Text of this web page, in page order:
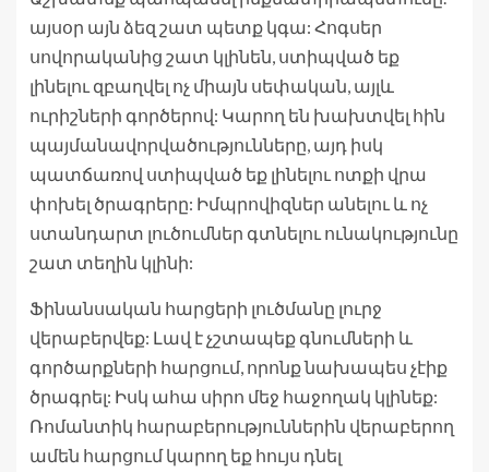
այսօր այն ձեզ շատ պետք կգա: Հոգսեր
սովորականից շատ կլինեն, ստիպված եք
լինելու զբաղվել ոչ միայն սեփական, այլև
ուրիշների գործերով: Կարող են խախտվել հին
պայմանավորվածությունները, այդ իսկ
պատճառով ստիպված եք լինելու ոտքի վրա
փոխել ծրագրերը: Իմպրովիզներ անելու և ոչ
ստանդարտ լուծումներ գտնելու ունակությունը
շատ տեղին կլինի:
Ֆինանսական հարցերի լուծմանը լուրջ
վերաբերվեք: Լավ է չշտապեք գնումների և
գործարքների հարցում, որոնք նախապես չէիք
ծրագրել: Իսկ ահա սիրո մեջ հաջողակ կլինեք:
Ռոմանտիկ հարաբերություններին վերաբերող
ամեն հարցում կարող եք հույս դնել